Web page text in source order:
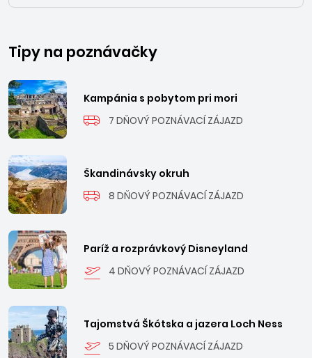
Tipy na poznávačky
Kampánia s pobytom pri mori
7 DŇOVÝ POZNÁVACÍ ZÁJAZD
Škandinávsky okruh
8 DŇOVÝ POZNÁVACÍ ZÁJAZD
Paríž a rozprávkový Disneyland
4 DŇOVÝ POZNÁVACÍ ZÁJAZD
Tajomstvá Škótska a jazera Loch Ness
5 DŇOVÝ POZNÁVACÍ ZÁJAZD